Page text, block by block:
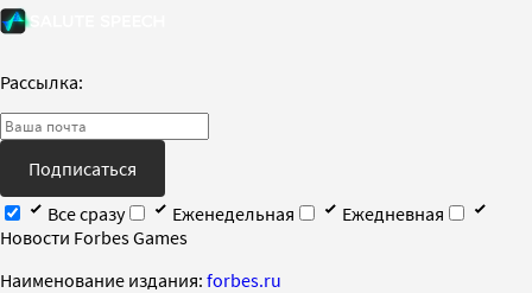
Рассылка:
Подписаться
Все сразу
Еженедельная
Ежедневная
Новости Forbes Games
Наименование издания: forbes.ru